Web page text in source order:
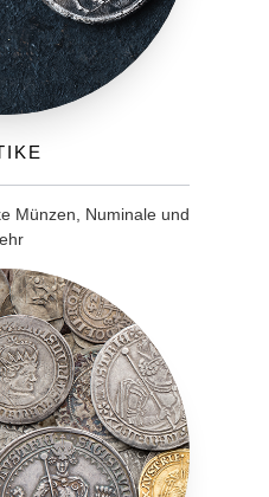
Münzen, Numinale und